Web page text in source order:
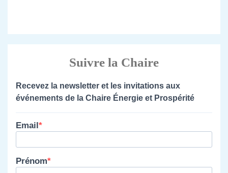
Suivre la Chaire
Recevez la newsletter et les invitations aux
événements de la Chaire Énergie et Prospérité
Email
Prénom